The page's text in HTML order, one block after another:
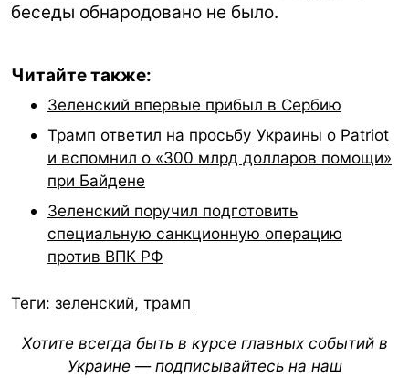
беседы обнародовано не было.
Читайте также:
Зеленский впервые прибыл в Сербию
Трамп ответил на просьбу Украины о Patriot
и вспомнил о «300 млрд долларов помощи»
при Байдене
Зеленский поручил подготовить
специальную санкционную операцию
против ВПК РФ
Теги: зеленский, трамп
Хотите всегда быть в курсе главных событий в
Украине — подписывайтесь на наш